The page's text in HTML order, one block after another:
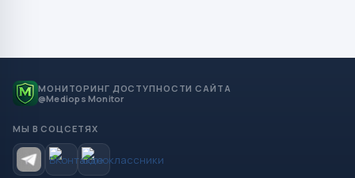
МОНИТОРИНГ ДОСТУПНОСТИ САЙТА
@Mediops Monitor
МЫ В СОЦСЕТЯХ